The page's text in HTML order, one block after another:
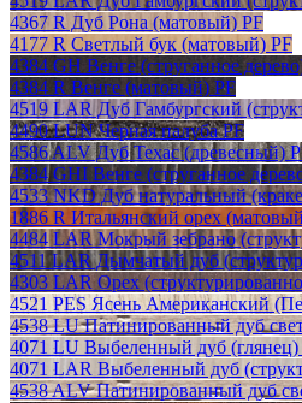
4367 R Дуб Рона (матовый) PF
4177 R Светлый бук (матовый) PF
4384 GH Венге (струганное
4384 R Венге (матовый) PF
4519 LAR Дуб Гамбургский
4490 LUN Черная палуба PF
4586 ALV Дуб Техас (древесный)
4384 GHI Венге (струганное
4533 NKD Дуб натуральный
1886 R Итальянский орех
4484 LAR Мокрый зебрано
4511 LAR Дымчатый дуб
4303 LAR Орех
4521 PES Ясень Американский
4538 LU Патинированный дуб
4071 LU Выбеленный дуб (глянец)
4071 LAR Выбеленный дуб
4538 ALV Патинированный дуб